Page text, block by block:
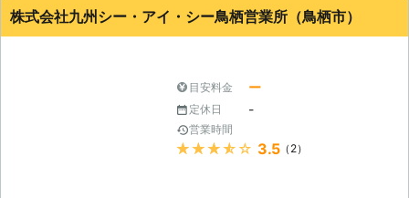
トータルでご依頼できますので、余分
な手間を減らし修繕まで丸ごとご相談
りこんできます。その隙間を全て塞
ぎ、再発を防止するのは素人では難し
いものです。 中途半端な対策をおこ
ない、被害を長引かせてしまうよりコ
避剤の塗布、侵入口の隙間対策など、とてもしっかりと作業し
て頂き、助かりました。
株式会社九州シー・アイ・シー鳥栖営業所（鳥栖市）
目安料金 ー
定休日 -
営業時間
★★★★★ 3.5（2）